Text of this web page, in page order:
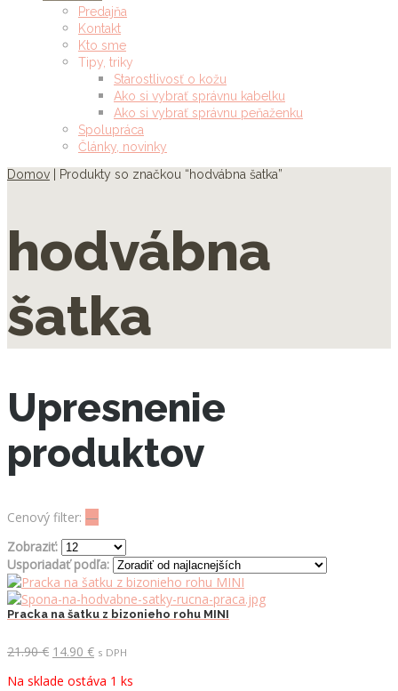
Predajňa
Kontakt
Kto sme
Tipy, triky
Starostlivosť o kožu
Ako si vybrať správnu kabelku
Ako si vybrať správnu peňaženku
Spolupráca
Články, novinky
Domov | Produkty so značkou “hodvábna šatka”
hodvábna
šatka
Upresnenie
produktov
Cenový filter: —
Zobraziť:
Usporiadať podľa:
Pracka na šatku z bizonieho rohu MINI
21.90€ Pôvodná
bola:
14.90 €Aktuálna
je:
s DPH
Na sklade ostáva 1 ks